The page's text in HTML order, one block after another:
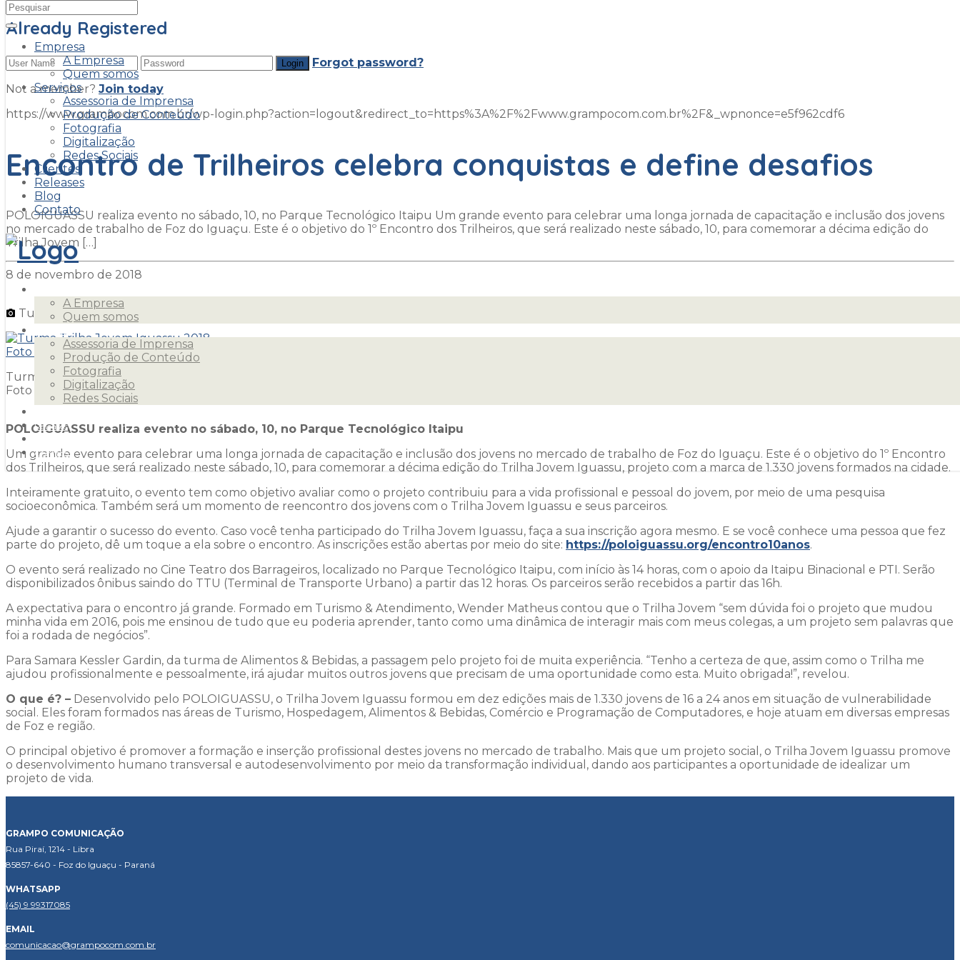
Empresa
A Empresa
Quem somos
Serviços
Assessoria de Imprensa
Produção de Conteúdo
Fotografia
Digitalização
Redes Sociais
Clientes
Releases
Blog
Contato
A Empresa
Quem somos
Serviços
Assessoria de Imprensa
Produção de Conteúdo
Fotografia
Digitalização
Redes Sociais
Releases
Contato
Already Registered
Forgot password?
Not a member? Join today
https://www.grampocom.com.br/wp-login.php?action=logout&redirect_to=https%3A%2F%2Fwww.grampocom.com.br%2F&_wpnonce=e5f962cdf6
Encontro de Trilheiros celebra conquistas e define desafios
POLOIGUASSU realiza evento no sábado, 10, no Parque Tecnológico Itaipu Um grande evento para celebrar uma longa jornada de capacitação e inclusão dos jovens
no mercado de trabalho de Foz do Iguaçu. Este é o objetivo do 1º Encontro dos Trilheiros, que será realizado neste sábado, 10, para comemorar a décima edição do
Trilha Jovem […]
8 de novembro de 2018
Turma Trilha Jovem Iguassu 2018 - Foto Tiago Lino
Turma Trilha Jovem Iguassu 2018 –
Foto Tiago Lino
POLOIGUASSU realiza evento no sábado, 10, no Parque Tecnológico Itaipu
Um grande evento para celebrar uma longa jornada de capacitação e inclusão dos jovens no mercado de trabalho de Foz do Iguaçu. Este é o objetivo do 1º Encontro
dos Trilheiros, que será realizado neste sábado, 10, para comemorar a décima edição do Trilha Jovem Iguassu, projeto com a marca de 1.330 jovens formados na cidade.
Inteiramente gratuito, o evento tem como objetivo avaliar como o projeto contribuiu para a vida profissional e pessoal do jovem, por meio de uma pesquisa
socioeconômica. Também será um momento de reencontro dos jovens com o Trilha Jovem Iguassu e seus parceiros.
Ajude a garantir o sucesso do evento. Caso você tenha participado do Trilha Jovem Iguassu, faça a sua inscrição agora mesmo. E se você conhece uma pessoa que fez
parte do projeto, dê um toque a ela sobre o encontro. As inscrições estão abertas por meio do site: https://poloiguassu.org/encontro10anos.
O evento será realizado no Cine Teatro dos Barrageiros, localizado no Parque Tecnológico Itaipu, com início às 14 horas, com o apoio da Itaipu Binacional e PTI. Serão
disponibilizados ônibus saindo do TTU (Terminal de Transporte Urbano) a partir das 12 horas. Os parceiros serão recebidos a partir das 16h.
A expectativa para o encontro já grande. Formado em Turismo & Atendimento, Wender Matheus contou que o Trilha Jovem “sem dúvida foi o projeto que mudou
minha vida em 2016, pois me ensinou de tudo que eu poderia aprender, tanto como uma dinâmica de interagir mais com meus colegas, a um projeto sem palavras que
foi a rodada de negócios”.
Para Samara Kessler Gardin, da turma de Alimentos & Bebidas, a passagem pelo projeto foi de muita experiência. “Tenho a certeza de que, assim como o Trilha me
ajudou profissionalmente e pessoalmente, irá ajudar muitos outros jovens que precisam de uma oportunidade como esta. Muito obrigada!”, revelou.
O que é? – Desenvolvido pelo POLOIGUASSU, o Trilha Jovem Iguassu formou em dez edições mais de 1.330 jovens de 16 a 24 anos em situação de vulnerabilidade
social. Eles foram formados nas áreas de Turismo, Hospedagem, Alimentos & Bebidas, Comércio e Programação de Computadores, e hoje atuam em diversas empresas
de Foz e região.
O principal objetivo é promover a formação e inserção profissional destes jovens no mercado de trabalho. Mais que um projeto social, o Trilha Jovem Iguassu promove
o desenvolvimento humano transversal e autodesenvolvimento por meio da transformação individual, dando aos participantes a oportunidade de idealizar um
projeto de vida.
GRAMPO COMUNICAÇÃO
Rua Piraí, 1214 - Libra
85857-640 - Foz do Iguaçu - Paraná
WHATSAPP
(45) 9 99317085
EMAIL
comunicacao@grampocom.com.br